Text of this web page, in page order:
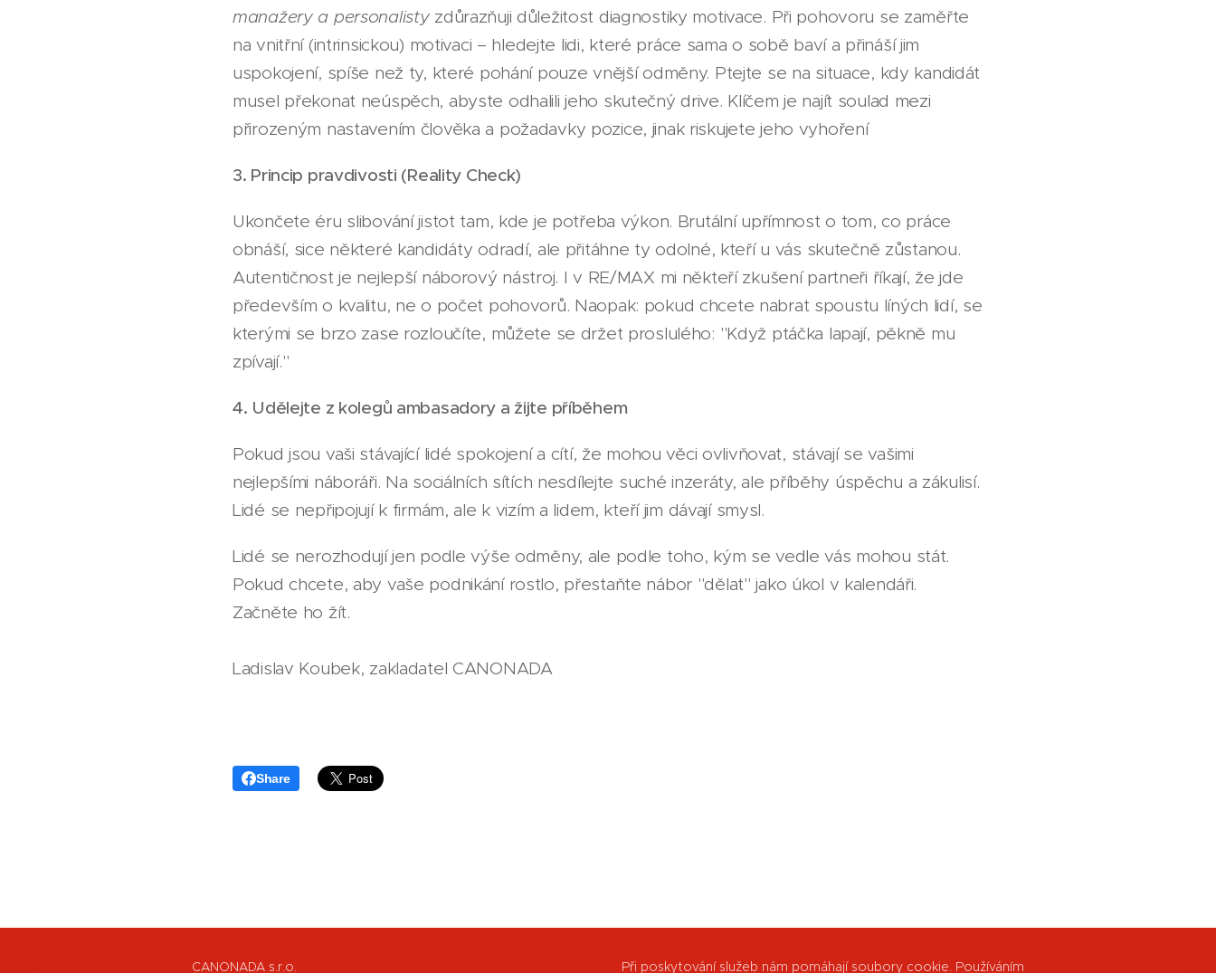
manažery a personalistyzdůrazňuji důležitost diagnostiky motivace. Při pohovoru se zaměřte
na vnitřní (intrinsickou) motivaci – hledejte lidi, které práce sama o sobě baví a přináší jim
uspokojení, spíše než ty, které pohání pouze vnější odměny. Ptejte se na situace, kdy kandidát
musel překonat neúspěch, abyste odhalili jeho skutečný drive. Klíčem je najít soulad mezi
přirozeným nastavením člověka a požadavky pozice, jinak riskujete jeho vyhoření
3. Princip pravdivosti (Reality Check)
Ukončete éru slibování jistot tam, kde je potřeba výkon. Brutální upřímnost o tom, co práce
obnáší, sice některé kandidáty odradí, ale přitáhne ty odolné, kteří u vás skutečně zůstanou.
Autentičnost je nejlepší náborový nástroj. I v RE/MAX mi někteří zkušení partneři říkají, že jde
především o kvalitu, ne o počet pohovorů. Naopak: pokud chcete nabrat spoustu líných lidí, se
kterými se brzo zase rozloučíte, můžete se držet proslulého: "Když ptáčka lapají, pěkně mu
zpívají."
4. Udělejte z kolegů ambasadory a žijte příběhem
Pokud jsou vaši stávající lidé spokojení a cítí, že mohou věci ovlivňovat, stávají se vašimi
nejlepšími náboráři. Na sociálních sítích nesdílejte suché inzeráty, ale příběhy úspěchu a zákulisí.
Lidé se nepřipojují k firmám, ale k vizím a lidem, kteří jim dávají smysl.
Lidé se nerozhodují jen podle výše odměny, ale podle toho, kým se vedle vás mohou stát.
Pokud chcete, aby vaše podnikání rostlo, přestaňte nábor "dělat" jako úkol v kalendáři.
Začněte ho žít.
Ladislav Koubek, zakladatel CANONADA
Share
CANONADA s.r.o. Při poskytování služeb nám pomáhají soubory cookie. Používáním